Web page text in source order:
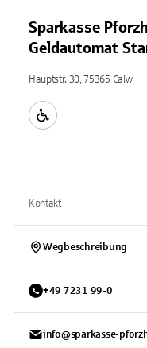
Sparkasse
Geldautomat
Hauptstr. 30, 75365 Calw
Kontakt
Wegbeschreibung
+49 7231 99-0
info@sparkasse-